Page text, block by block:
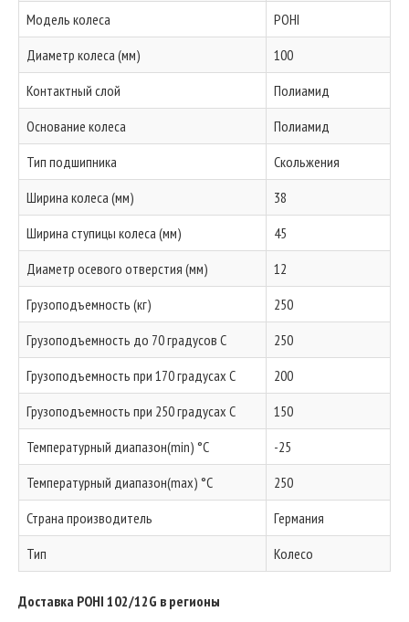
Модель колеса
POHI
Диаметр колеса (мм)
100
Контактный слой
Полиамид
Основание колеса
Полиамид
Тип подшипника
Скольжения
Ширина колеса (мм)
38
Ширина ступицы колеса (мм)
45
Диаметр осевого отверстия (мм)
12
Грузоподъемность (кг)
250
Грузоподъемность до 70 градусов С
250
Грузоподъемность при 170 градусах С
200
Грузоподъемность при 250 градусах С
150
Температурный диапазон(min) °C
-25
Температурный диапазон(max) °C
250
Страна производитель
Германия
Тип
Колесо
Доставка POHI 102/12G в регионы